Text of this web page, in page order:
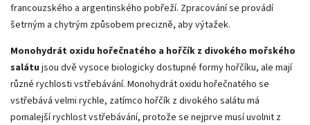
francouzského a argentinského pobřeží. Zpracování se provádí
šetrným a chytrým způsobem precizně, aby výtažek.
Monohydrát oxidu hořečnatého a hořčík z divokého mořského
salátu jsou dvě vysoce biologicky dostupné formy hořčíku, ale mají
různé rychlosti vstřebávání. Monohydrát oxidu hořečnatého se
vstřebává velmi rychle, zatímco hořčík z divokého salátu má
pomalejší rychlost vstřebávání, protože se nejprve musí uvolnit z